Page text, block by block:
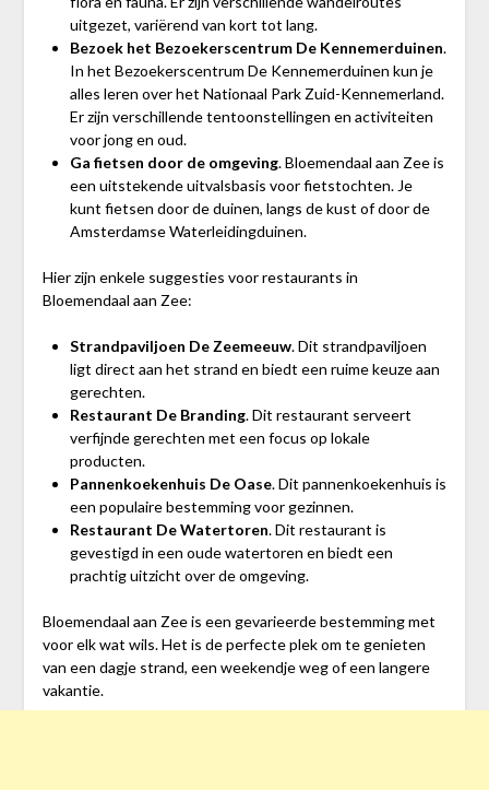
uitgezet, variërend van kort tot lang.
Bezoek het Bezoekerscentrum De Kennemerduinen.
In het Bezoekerscentrum De Kennemerduinen kun je
alles leren over het Nationaal Park Zuid-Kennemerland.
Er zijn verschillende tentoonstellingen en activiteiten
voor jong en oud.
Ga fietsen door de omgeving. Bloemendaal aan Zee is
een uitstekende uitvalsbasis voor fietstochten. Je
kunt fietsen door de duinen, langs de kust of door de
Amsterdamse Waterleidingduinen.
Hier zijn enkele suggesties voor restaurants in
Bloemendaal aan Zee:
Strandpaviljoen De Zeemeeuw. Dit strandpaviljoen
ligt direct aan het strand en biedt een ruime keuze aan
gerechten.
Restaurant De Branding. Dit restaurant serveert
verfijnde gerechten met een focus op lokale
producten.
Pannenkoekenhuis De Oase. Dit pannenkoekenhuis is
een populaire bestemming voor gezinnen.
Restaurant De Watertoren. Dit restaurant is
gevestigd in een oude watertoren en biedt een
prachtig uitzicht over de omgeving.
Bloemendaal aan Zee is een gevarieerde bestemming met
voor elk wat wils. Het is de perfecte plek om te genieten
van een dagje strand, een weekendje weg of een langere
vakantie.